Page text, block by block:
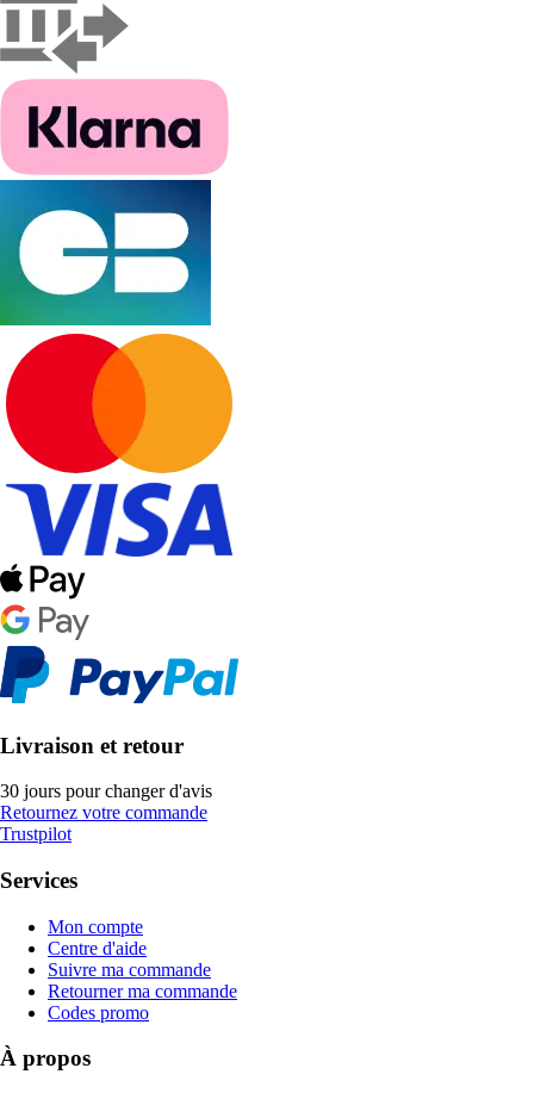
Livraison et retour
30 jours pour changer d'avis
Retournez votre commande
Trustpilot
Services
Mon compte
Centre d'aide
Suivre ma commande
Retourner ma commande
Codes promo
À propos